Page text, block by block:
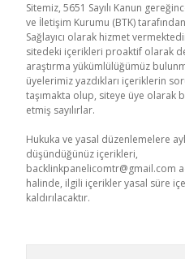
Sitemiz, 5651 Sayılı Kanun
ve İletişim Kurumu (BTK)
Sağlayıcı olarak hizmet
sitedeki içerikleri proaktif olarak
araştırma yükümlülüğümüz
üyelerimiz yazdıkları içeriklerin
taşımakta olup, siteye üye olarak
etmiş sayılırlar.
Hukuka ve yasal düzenlemelere
düşündüğünüz içerikleri,
backlinkpanelicomtr@gmail.com
halinde, ilgili içerikler yasal süre
kaldırılacaktır.